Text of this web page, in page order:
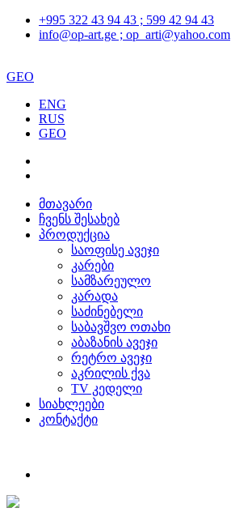
+995 322 43 94 43 ; 599 42 94 43
info@op-art.ge ; op_arti@yahoo.com
GEO
ENG
RUS
GEO
მთავარი
ჩვენს შესახებ
პროდუქცია
საოფისე ავეჯი
კარები
სამზარეულო
კარადა
საძინებელი
საბავშვო ოთახი
აბაზანის ავეჯი
რეტრო ავეჯი
აკრილის ქვა
TV კედელი
სიახლეები
კონტაქტი